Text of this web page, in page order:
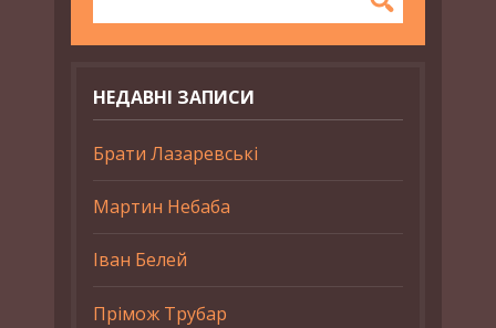
НЕДАВНІ ЗАПИСИ
Брати Лазаревські
Мартин Небаба
Іван Белей
Прімож Трубар